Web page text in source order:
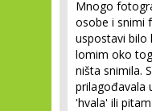
Mnogo
osobe i snimi
uspostavi bilo
lomim oko
ništa snimila.
prilagođavala
'hvala' ili